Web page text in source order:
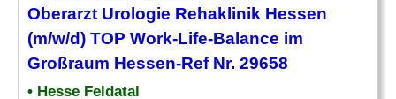
Oberarzt Urologie Rehaklinik Hessen
(m/w/d) TOP Work-Life-Balance im
Großraum Hessen-Ref Nr. 29658
• Hesse Feldatal